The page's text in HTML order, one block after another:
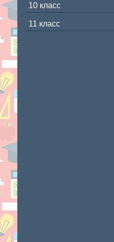
10 класс
11 класс